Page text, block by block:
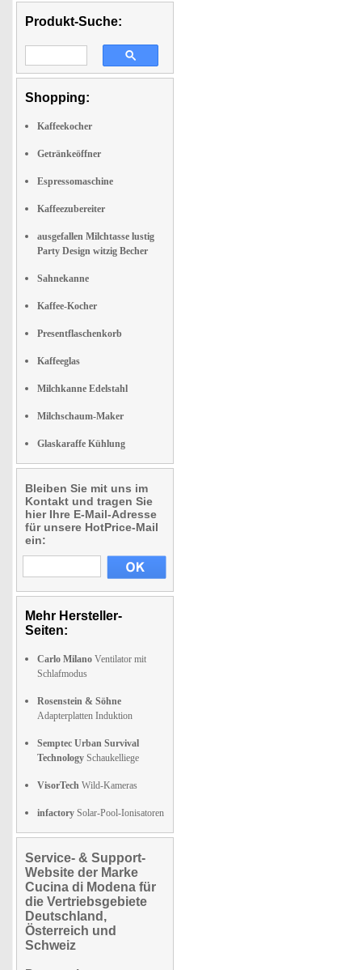
Produkt-Suche:
Shopping:
Kaffeekocher
Getränkeöffner
Espressomaschine
Kaffeezubereiter
ausgefallen Milchtasse lustig
Party Design witzig Becher
Sahnekanne
Kaffee-Kocher
Presentflaschenkorb
Kaffeeglas
Milchkanne Edelstahl
Milchschaum-Maker
Glaskaraffe Kühlung
Bleiben Sie mit uns im
Kontakt und tragen Sie
hier Ihre E-Mail-Adresse
für unsere HotPrice-Mail
ein:
Mehr Hersteller-
Seiten:
Carlo Milano Ventilator mit
Schlafmodus
Rosenstein & Söhne
Adapterplatten Induktion
Semptec Urban Survival
Technology Schaukelliege
VisorTech Wild-Kameras
infactory Solar-Pool-Ionisatoren
Service- & Support-
Website der Marke
Cucina di Modena für
die Vertriebsgebiete
Deutschland,
Österreich und
Schweiz